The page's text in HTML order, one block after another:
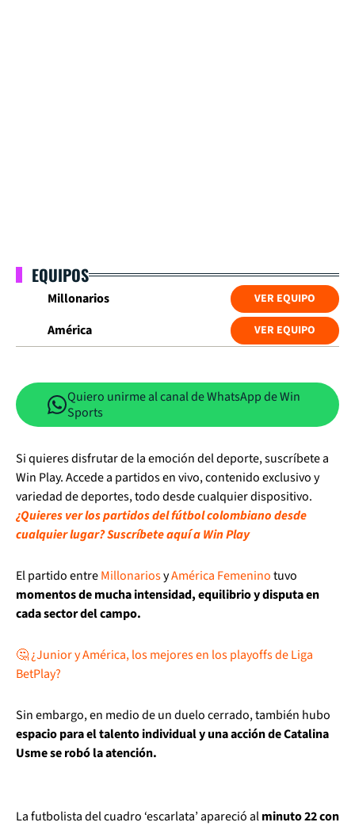
EQUIPOS
Millonarios VER EQUIPO
América VER EQUIPO
Quiero unirme al canal de WhatsApp de Win
Sports
Si quieres disfrutar de la emoción del deporte, suscríbete a
Win Play. Accede a partidos en vivo, contenido exclusivo y
variedad de deportes, todo desde cualquier dispositivo.
¿Quieres ver los partidos del fútbol colombiano desde
cualquier lugar? Suscríbete aquí a Win Play
El partido entreMillonariosyAmérica Femeninotuvo
momentos de mucha intensidad, equilibrio y disputa en
cada sector del campo.
🤔 ¿Junior y América, los mejores en los playoffs de Liga
BetPlay?
Sin embargo, en medio de un duelo cerrado, también hubo
espacio para el talento individual y una acción de Catalina
Usme se robó la atención.
La futbolista del cuadro ‘escarlata’ apareció alminuto 22 con